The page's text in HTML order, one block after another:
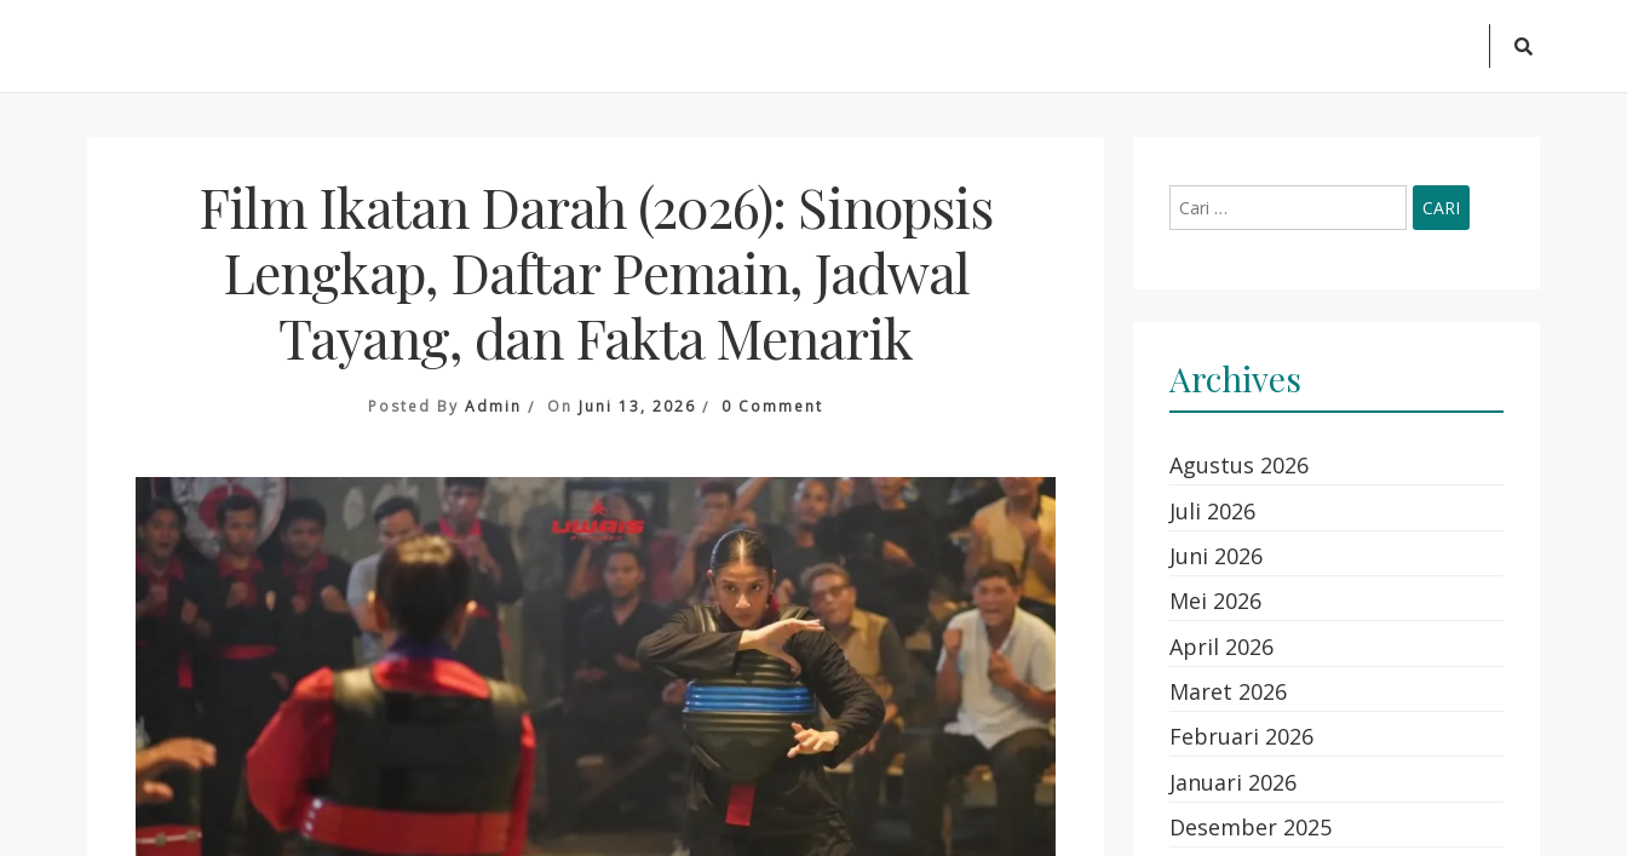
Search
Film Ikatan Darah (2026): Sinopsis
Lengkap, Daftar Pemain, Jadwal
Tayang, dan Fakta Menarik
Posted By Admin On Juni 13, 2026 0 Comment
Darah
(2026):
Sinopsis
Lengkap,
Daftar
Pemain,
Jadwal
Tayang,
Dan
Fakta
Menarik
untuk:
Archives
Agustus 2026
Juli 2026
Juni 2026
Mei 2026
April 2026
Maret 2026
Februari 2026
Januari 2026
Desember 2025